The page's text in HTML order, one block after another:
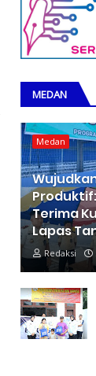
MEDAN
Medan
Terima
Lapas
Redaksi